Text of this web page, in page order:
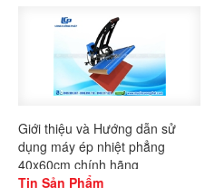
Giới thiệu và Hướng dẫn sử
dụng máy ép nhiệt phẳng
40x60cm chính hãng
Gaoshang
Tin Sản Phẩm